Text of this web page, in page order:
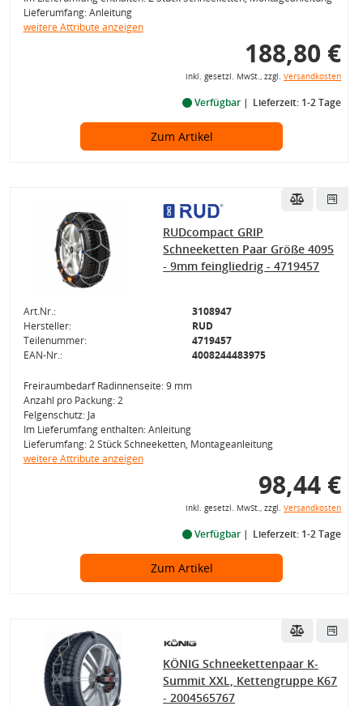
Lieferumfang: Anleitung
weitere Attribute anzeigen
188,80 €
inkl. gesetzl. MwSt., zzgl. Versandkosten
Verfügbar Lieferzeit: 1-2 Tage
Zum Artikel
RUDcompact GRIP
Schneeketten Paar Größe 4095
- 9mm feingliedrig - 4719457
Art.Nr.:
3108947
Hersteller:
RUD
Teilenummer:
4719457
EAN-Nr.:
4008244483975
Freiraumbedarf Radinnenseite: 9 mm
Anzahl pro Packung: 2
Felgenschutz: Ja
Im Lieferumfang enthalten: Anleitung
Lieferumfang: 2 Stück Schneeketten, Montageanleitung
weitere Attribute anzeigen
98,44 €
inkl. gesetzl. MwSt., zzgl. Versandkosten
Verfügbar Lieferzeit: 1-2 Tage
Zum Artikel
KÖNIG Schneekettenpaar K-
Summit XXL, Kettengruppe K67
- 2004565767